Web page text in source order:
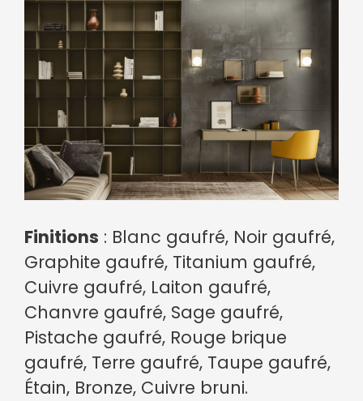
Finitions : Blanc gaufré, Noir gaufré,
Graphite gaufré, Titanium gaufré,
Cuivre gaufré, Laiton gaufré,
Chanvre gaufré, Sage gaufré,
Pistache gaufré, Rouge brique
gaufré, Terre gaufré, Taupe gaufré,
Étain, Bronze, Cuivre bruni.